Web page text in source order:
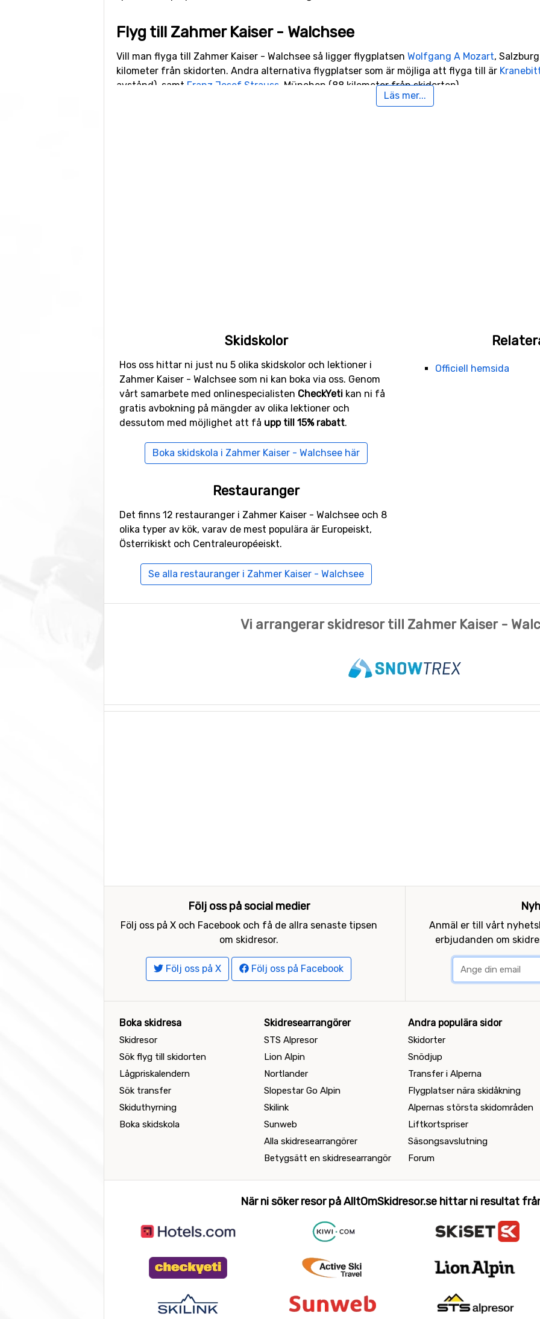
Flyg till Zahmer Kaiser - Walchsee
Vill man flyga till Zahmer Kaiser - Walchsee så ligger flygplatsen Wolfgang A Mozart,
kilometer från skidorten. Andra alternativa flygplatser som är möjliga att flyga till är
avstånd), samt Franz Josef Strauss , München (88 kilometer från skidorten).
Läs mer...
Skidskolor
Hos oss hittar ni just nu 5 olika skidskolor och lektioner i
Zahmer Kaiser - Walchsee som ni kan boka via oss. Genom
vårt samarbete med onlinespecialisten CheckYeti kan ni få
gratis avbokning på mängder av olika lektioner och
dessutom med möjlighet att få upp till 15% rabatt.
Boka skidskola i Zahmer Kaiser - Walchsee här
Restauranger
Det finns 12 restauranger i Zahmer Kaiser - Walchsee och 8
olika typer av kök, varav de mest populära är Europeiskt,
Österrikiskt och Centraleuropéeiskt.
Se alla restauranger i Zahmer Kaiser - Walchsee
Officiell hemsida
Vi arrangerar skidresor till Zahmer Kaiser -
Följ oss på social medier
Följ oss på X och Facebook och få de allra senaste tipsen
om skidresor.
Följ oss på X Följ oss på Facebook
Anmäl er till vårt
erbjudanden om
Boka skidresa
Skidresor
Sök flyg till skidorten
Lågpriskalendern
Sök transfer
Skiduthyrning
Boka skidskola
Skidresearrangörer
STS Alpresor
Lion Alpin
Nortlander
Slopestar Go Alpin
Skilink
Sunweb
Alla skidresearrangörer
Betygsätt en skidresearrangör
Andra populära sidor
Skidorter
Snödjup
Transfer i Alperna
Flygplatser nära skidåkning
Alpernas största skidområden
Liftkortspriser
Säsongsavslutning
Forum
När ni söker resor på AlltOmSkidresor.se hittar ni resultat